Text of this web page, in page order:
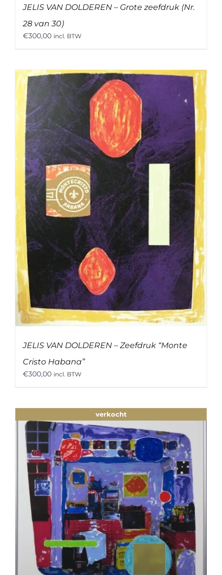
JELIS VAN DOLDEREN – Grote zeefdruk (Nr.
28 van 30)
€300,00 incl. BTW
JELIS VAN DOLDEREN – Zeefdruk “Monte
Cristo Habana”
€300,00 incl. BTW
verkocht